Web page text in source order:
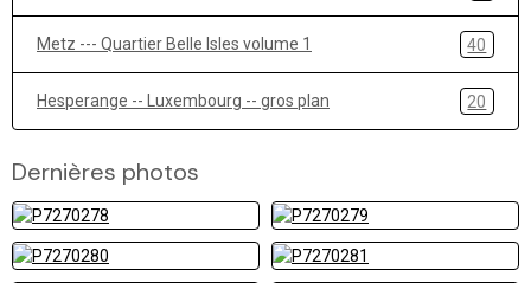
Metz --- Quartier Belle Isles volume 1 40
Hesperange -- Luxembourg -- gros plan 20
Dernières photos